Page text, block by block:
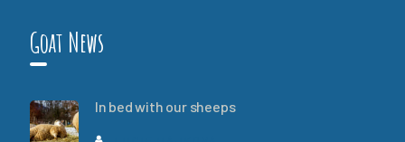
Goat News
In bed with our sheeps